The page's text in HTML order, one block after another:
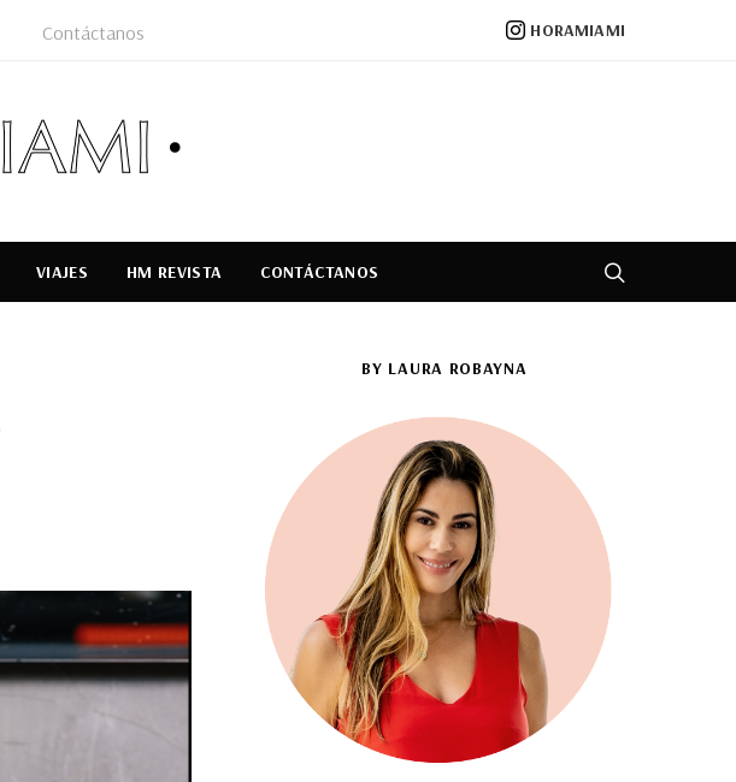
Contáctanos HORAMIAMI
VIAJES HM REVISTA CONTÁCTANOS
BY LAURA ROBAYNA